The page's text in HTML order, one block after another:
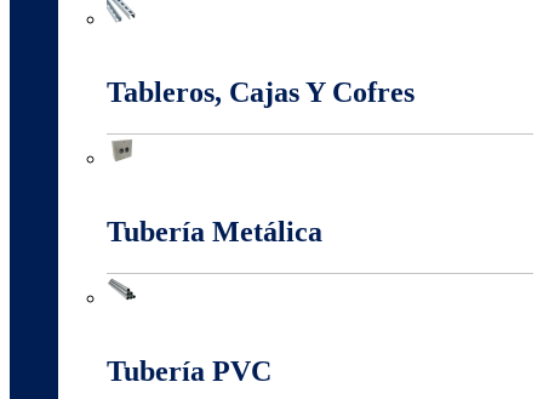
Tableros, Cajas Y Cofres
Tubería Metálica
Tubería PVC